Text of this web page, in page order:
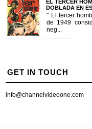
EL TERCER
DOBLADA EN
" El tercer
de 1949
neg...
GET IN TOUCH
info@channelvideoone.com